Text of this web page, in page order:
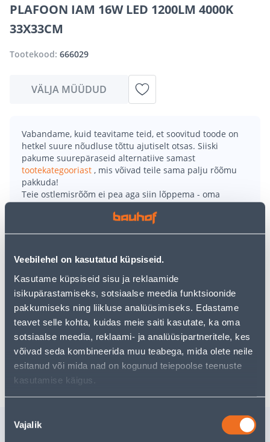
Veebilehel on kasutatud küpsiseid.
Kasutame küpsiseid sisu ja reklaamide
isikupärastamiseks, sotsiaalse meedia funktsioonide
pakkumiseks ning liikluse analüüsimiseks. Edastame
teavet selle kohta, kuidas meie saiti kasutate, ka oma
sotsiaalse meedia, reklaami- ja analüüsipartneritele, kes
võivad seda kombineerida muu teabega, mida olete neile
esitanud või mida nad on kogunud teiepoolse teenuste
kasutamise käigus.
valik
Vajalik
PLAFOON IAM 16W LED 1200LM 4000K
33X33CM
Tootekood: 666029
VÄLJA MÜÜDUD
Vabandame, kuid teavitame teid, et soovitud toode on
hetkel suure nõudluse tõttu ajutiselt otsas. Siiski
pakume suurepäraseid alternatiive samast
tootekategooriast , mis võivad teile sama palju rõõmu
pakkuda!
Teie ostlemisrõõm ei pea aga siin lõppema - oma
uurimistööd saate jätkata, naastesavalehelevõi
kasutades meie võimsat otsingufunktsiooni, et leida
• Plafoonil on integreeritud 16 W LED-valgusallikas.
• Valgusvoog 1200 lm, valguse temperatuur 4000 K.
• Korpus on akrüülist ja metallist.
• Mõõtmed 33 x 33 x 6 cm.
• 14-päevane tagastusõigus.
Tarne pole võimalik
Sarnased tooted